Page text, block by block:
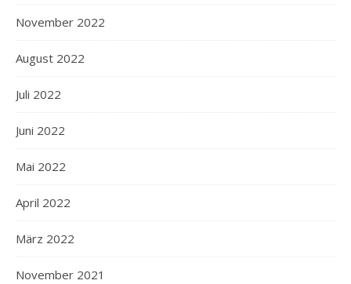
November 2022
August 2022
Juli 2022
Juni 2022
Mai 2022
April 2022
März 2022
November 2021